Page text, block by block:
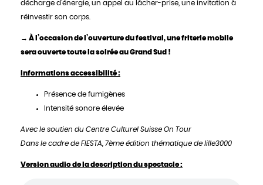
décharge d’énergie, un appel au lâcher-prise, une invitation à
réinvestir son corps.
→ À l’occasion de l’ouverture du festival, une friterie mobile
sera ouverte toute la soirée au Grand Sud !
Informations accessibilité :
Présence de fumigènes
Intensité sonore élevée
Avec le soutien du Centre Culturel Suisse On Tour
Dans le cadre de FIESTA, 7ème édition thématique de lille3000
Version audio de la description du spectacle :